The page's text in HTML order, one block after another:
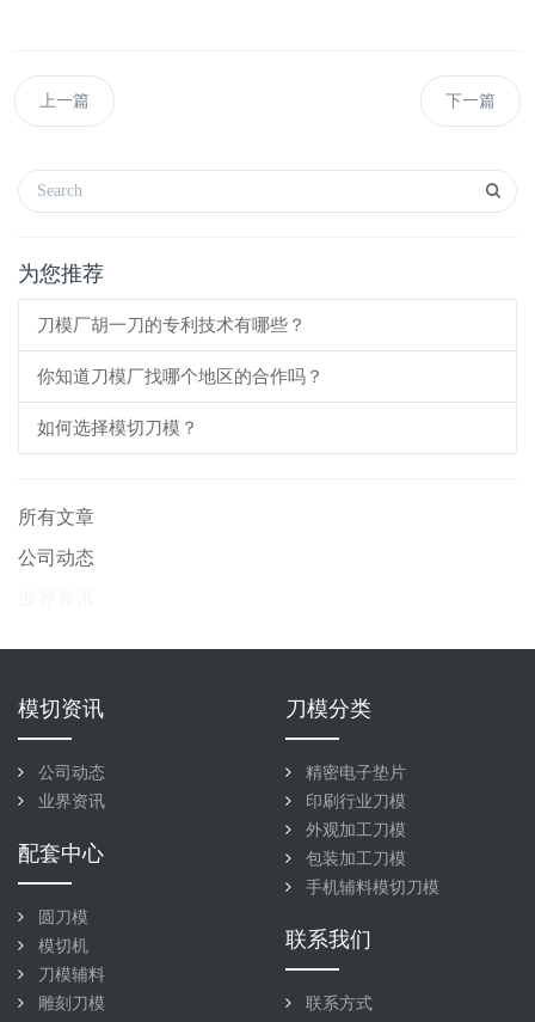
上一篇 下一篇
为您推荐
刀模厂胡一刀的专利技术有哪些？
你知道刀模厂找哪个地区的合作吗？
如何选择模切刀模？
所有文章
公司动态
模切资讯
公司动态
业界资讯
刀模分类
精密电子垫片
印刷行业刀模
外观加工刀模
包装加工刀模
手机辅料模切刀模
配套中心
圆刀模
模切机
刀模辅料
雕刻刀模
联系我们
联系方式